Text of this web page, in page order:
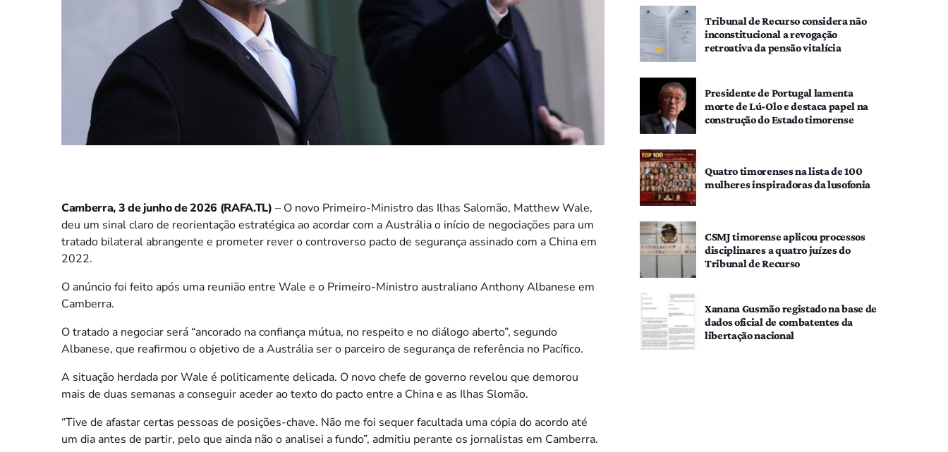
Camberra, 3 de junho de 2026 (RAFA.TL) – O novo Primeiro-Ministro das Ilhas Salomão, Matthew Wale,
deu um sinal claro de reorientação estratégica ao acordar com a Austrália o início de negociações para um
tratado bilateral abrangente e prometer rever o controverso pacto de segurança assinado com a China em
2022.
O anúncio foi feito após uma reunião entre Wale e o Primeiro-Ministro australiano Anthony Albanese em
Camberra.
O tratado a negociar será “ancorado na confiança mútua, no respeito e no diálogo aberto”, segundo
Albanese, que reafirmou o objetivo de a Austrália ser o parceiro de segurança de referência no Pacífico.
A situação herdada por Wale é politicamente delicada. O novo chefe de governo revelou que demorou
mais de duas semanas a conseguir aceder ao texto do pacto entre a China e as Ilhas Slomão.
“Tive de afastar certas pessoas de posições-chave. Não me foi sequer facultada uma cópia do acordo até
um dia antes de partir, pelo que ainda não o analisei a fundo”, admitiu perante os jornalistas em Camberra.
Tribunal de Recurso considera não
inconstitucional a revogação
retroativa da pensão vitalícia
Presidente de Portugal lamenta
morte de Lú-Olo e destaca papel na
construção do Estado timorense
Quatro timorenses na lista de 100
mulheres inspiradoras da lusofonia
CSMJ timorense aplicou processos
disciplinares a quatro juízes do
Tribunal de Recurso
Xanana Gusmão registado na base de
dados oficial de combatentes da
libertação nacional